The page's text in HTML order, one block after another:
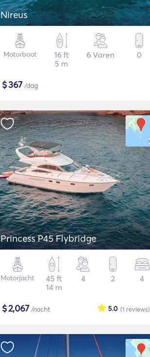
Nireus
Motorboot
16 ft
5 m
6 Varen 0
$367 /dag
Princess P45 Flybridge
Motorjacht
45 ft
14 m
4 2 4
$2,067 /nacht (1 reviews)
5.0